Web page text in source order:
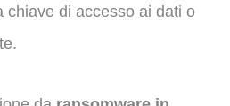
chiave di accesso ai dati o